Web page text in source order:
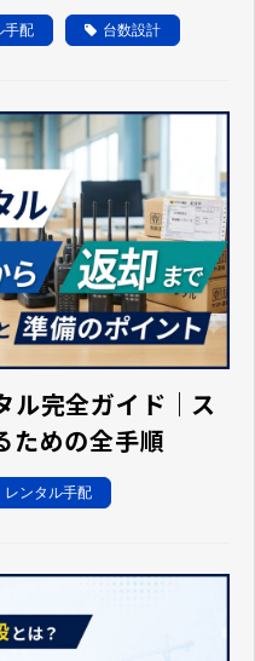
手配 台数設計
ル完全ガイド｜ス
ための全手順
レンタル手配